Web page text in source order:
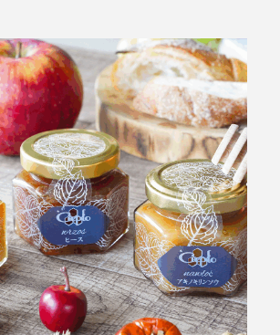
シェプロについて
プロの生はちみつ
紹介
新着情報
オンラインショップ／商品紹介
読みもの